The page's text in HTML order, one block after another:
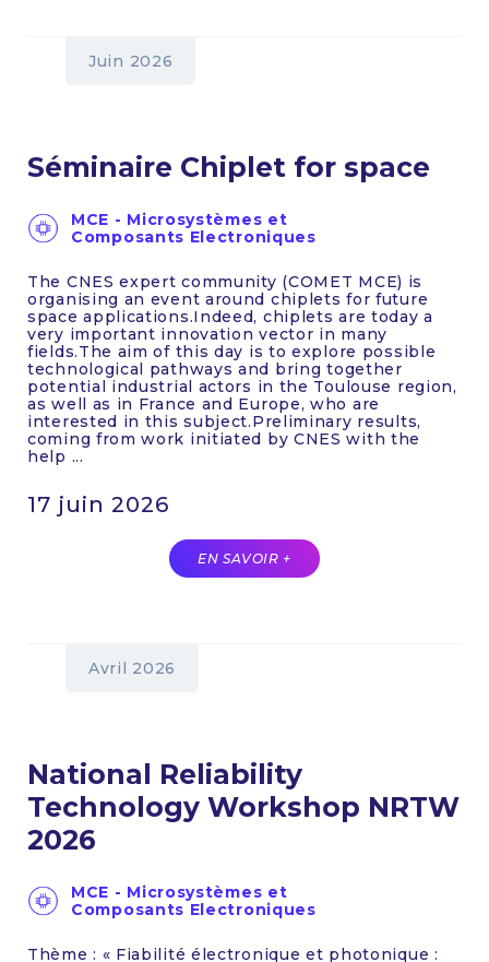
Juin 2026
17 juin 2026
Séminaire Chiplet for space
MCE - Microsystèmes et
Composants Electroniques
The CNES expert community (COMET MCE) is
organising an event around chiplets for future
space applications.Indeed, chiplets are today a
very important innovation vector in many
fields.The aim of this day is to explore possible
technological pathways and bring together
potential industrial actors in the Toulouse region,
as well as in France and Europe, who are
interested in this subject.Preliminary results,
coming from work initiated by CNES with the
help ...
EN SAVOIR +
Avril 2026
National Reliability
Technology Workshop NRTW
2026
MCE - Microsystèmes et
Composants Electroniques
Thème : « Fiabilité électronique et photonique :